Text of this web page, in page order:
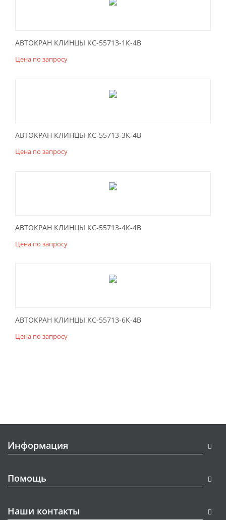
АВТОКРАН КЛИНЦЫ КС-55713-1К-4В
Цена по запросу
АВТОКРАН КЛИНЦЫ КС-55713-3К-4В
Цена по запросу
АВТОКРАН КЛИНЦЫ КС-55713-4К-4В
Цена по запросу
АВТОКРАН КЛИНЦЫ КС-55713-6К-4В
Цена по запросу
Информация
Помощь
Наши контакты